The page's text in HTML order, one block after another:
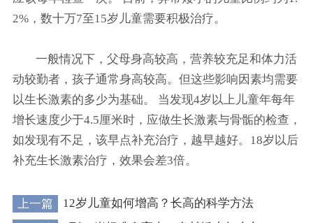
2%，数十万7至15岁儿童需要积极治疗。
一般情况下，父母身高较高，营养较充足和体力活
动较勤者，孩子通常身高较高。但这些影响因素均需要
以生长激素的多少为基础。 当发现4岁以上儿童年每年
增长速度少于4.5厘米时，应做生长激素与骨骺的检查，
如发现有不足，该早点补充治疗，越早越好。18岁以后
补充生长激素治疗，效果会差3倍。
上一篇
12岁儿童如何增高？长高的科学方法